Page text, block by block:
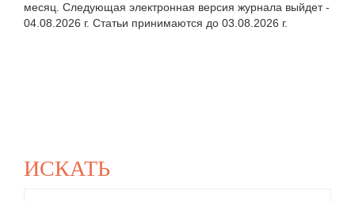
месяц. Следующая электронная версия журнала выйдет -
04.08.2026 г. Статьи принимаются до 03.08.2026 г.
ИСКАТЬ